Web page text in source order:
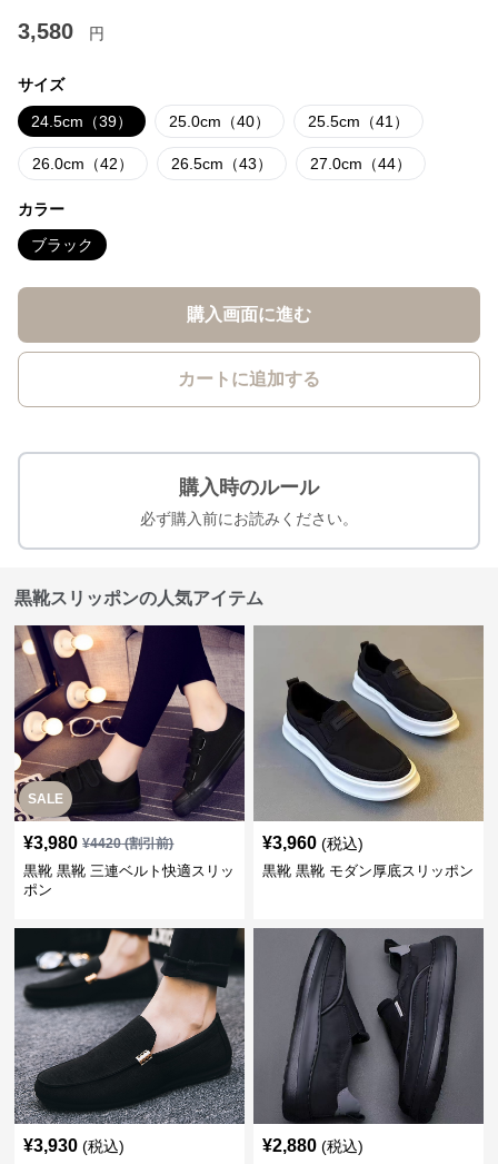
3,580 円
サイズ
24.5cm（39） 25.0cm（40） 25.5cm（41）
26.0cm（42） 26.5cm（43） 27.0cm（44）
カラー
ブラック
購入画面に進む
カートに追加する
購入時のルール
必ず購入前にお読みください。
黒靴スリッポンの人気アイテム
SALE
¥3,980 ¥4420(割引前)
黒靴 黒靴 三連ベルト快適スリッ
ポン
¥3,960 (税込)
黒靴 黒靴 モダン厚底スリッポン
¥3,930 (税込) ¥2,880 (税込)